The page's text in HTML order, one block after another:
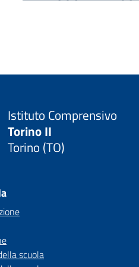
Istituto Comprensivo
Torino II
Torino (TO)
scuola